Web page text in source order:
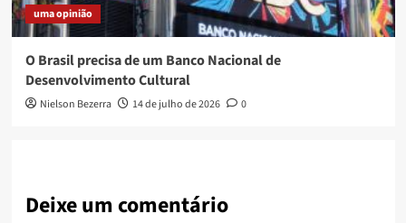
uma opinião
O Brasil precisa de um Banco Nacional de
Desenvolvimento Cultural
Nielson Bezerra 14 de julho de 2026 0
Deixe um comentário